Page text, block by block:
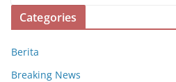
Categories
Berita
Breaking News